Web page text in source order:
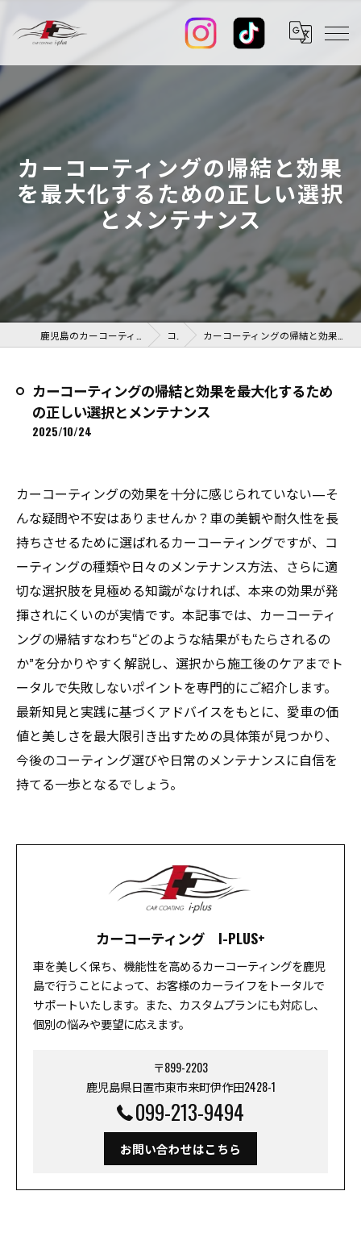
カーコーティングの帰結と効果
を最大化するための正しい選択
とメンテナンス
コラム カーコーティングの帰結と効果を最大化するための正しい選択とメンテナンス
カーコーティングの帰結と効果を最大化するため
の正しい選択とメンテナンス
2025/10/24
カーコーティングの効果を十分に感じられていない—そ
んな疑問や不安はありませんか？車の美観や耐久性を長
持ちさせるために選ばれるカーコーティングですが、コ
ーティングの種類や日々のメンテナンス方法、さらに適
切な選択肢を見極める知識がなければ、本来の効果が発
揮されにくいのが実情です。本記事では、カーコーティ
ングの帰結すなわち“どのような結果がもたらされるの
か”を分かりやすく解説し、選択から施工後のケアまでト
ータルで失敗しないポイントを専門的にご紹介します。
最新知見と実践に基づくアドバイスをもとに、愛車の価
値と美しさを最大限引き出すための具体策が見つかり、
今後のコーティング選びや日常のメンテナンスに自信を
持てる一歩となるでしょう。
カーコーティング I-PLUS+
車を美しく保ち、機能性を高めるカーコーティングを鹿児
島で行うことによって、お客様のカーライフをトータルで
サポートいたします。また、カスタムプランにも対応し、
個別の悩みや要望に応えます。
〒899-2203
鹿児島県日置市東市来町伊作田2428-1
099-213-9494
お問い合わせはこちら